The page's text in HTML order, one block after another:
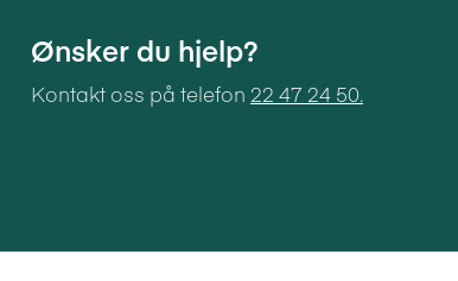
Ønsker du hjelp?
Kontakt oss på telefon 22 47 24 50.